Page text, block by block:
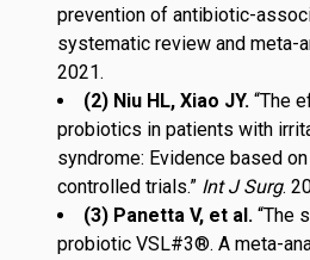
prevention of antibiotic-
systematic review and meta-
2021.
(2) Niu HL, Xiao JY. “The
probiotics in patients with
syndrome: Evidence based
controlled trials.” Int J Surg.
(3) Panetta V, et al. “The
probiotic VSL#3®. A meta-